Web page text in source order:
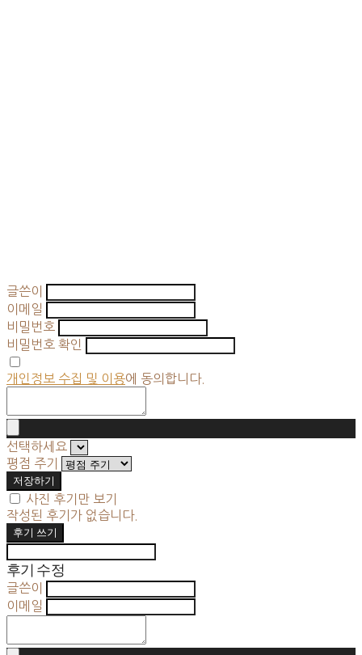
글쓴이
이메일
비밀번호
비밀번호 확인
개인정보 수집 및 이용에 동의합니다.
선택하세요
평점 주기
저장하기
사진 후기만 보기
작성된 후기가 없습니다.
후기 쓰기
후기 수정
글쓴이
이메일